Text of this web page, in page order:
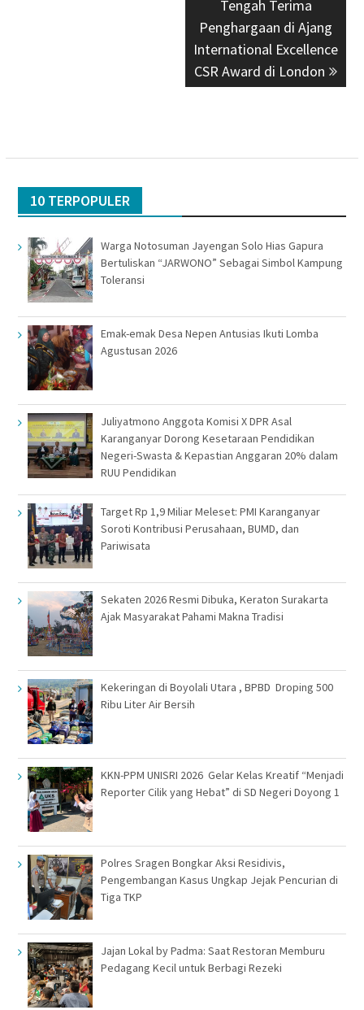
Tengah Terima
Penghargaan di Ajang
International Excellence
CSR Award di London
10 TERPOPULER
Warga Notosuman Jayengan Solo Hias Gapura
Bertuliskan “JARWONO” Sebagai Simbol Kampung
Toleransi
Emak-emak Desa Nepen Antusias Ikuti Lomba
Agustusan 2026
Juliyatmono Anggota Komisi X DPR Asal
Karanganyar Dorong Kesetaraan Pendidikan
Negeri-Swasta & Kepastian Anggaran 20% dalam
RUU Pendidikan
Target Rp 1,9 Miliar Meleset: PMI Karanganyar
Soroti Kontribusi Perusahaan, BUMD, dan
Pariwisata
Sekaten 2026 Resmi Dibuka, Keraton Surakarta
Ajak Masyarakat Pahami Makna Tradisi
Kekeringan di Boyolali Utara , BPBD Droping 500
Ribu Liter Air Bersih
KKN-PPM UNISRI 2026 Gelar Kelas Kreatif “Menjadi
Reporter Cilik yang Hebat” di SD Negeri Doyong 1
Polres Sragen Bongkar Aksi Residivis,
Pengembangan Kasus Ungkap Jejak Pencurian di
Tiga TKP
Jajan Lokal by Padma: Saat Restoran Memburu
Pedagang Kecil untuk Berbagi Rezeki